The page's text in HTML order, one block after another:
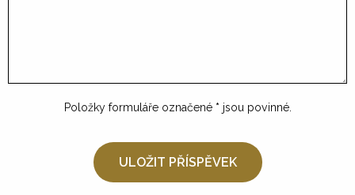
Položky formuláře označené * jsou povinné.